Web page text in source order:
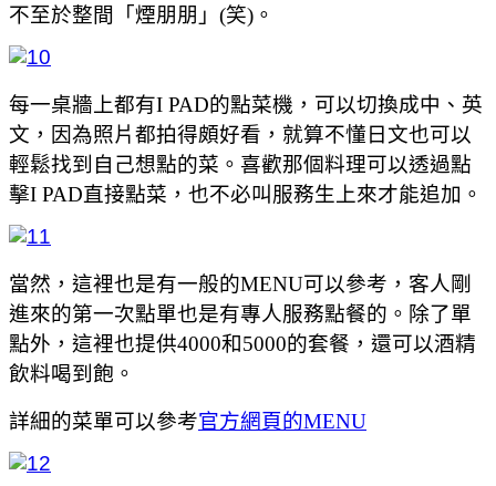
不至於整間「煙朋朋」(笑)。
每一桌牆上都有I PAD的點菜機，可以切換成中、英
文，因為照片都拍得頗好看，就算不懂日文也可以
輕鬆找到自己想點的菜。喜歡那個料理可以透過點
擊I PAD直接點菜，也不必叫服務生上來才能追加。
當然，這裡也是有一般的MENU可以參考，客人剛
進來的第一次點單也是有專人服務點餐的。除了單
點外，這裡也提供4000和5000的套餐，還可以酒精
飲料喝到飽。
詳細的菜單可以參考官方網頁的MENU